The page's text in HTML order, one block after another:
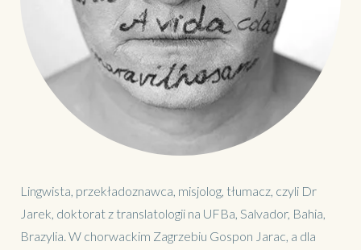
Lingwista, przekładoznawca, misjolog, tłumacz, czyli Dr
Jarek, doktorat z translatologii na UFBa, Salvador, Bahia,
Brazylia. W chorwackim Zagrzebiu Gospon Jarac, a dla